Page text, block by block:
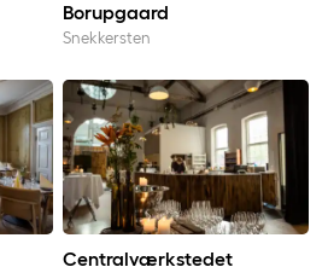
Borupgaard
Snekkersten
Centralværkstedet
Centralværkstedet